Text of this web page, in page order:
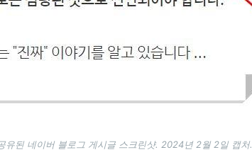
유된 네이버 블로그 게시글 스크린샷. 2024년 2월 2일 캡처.